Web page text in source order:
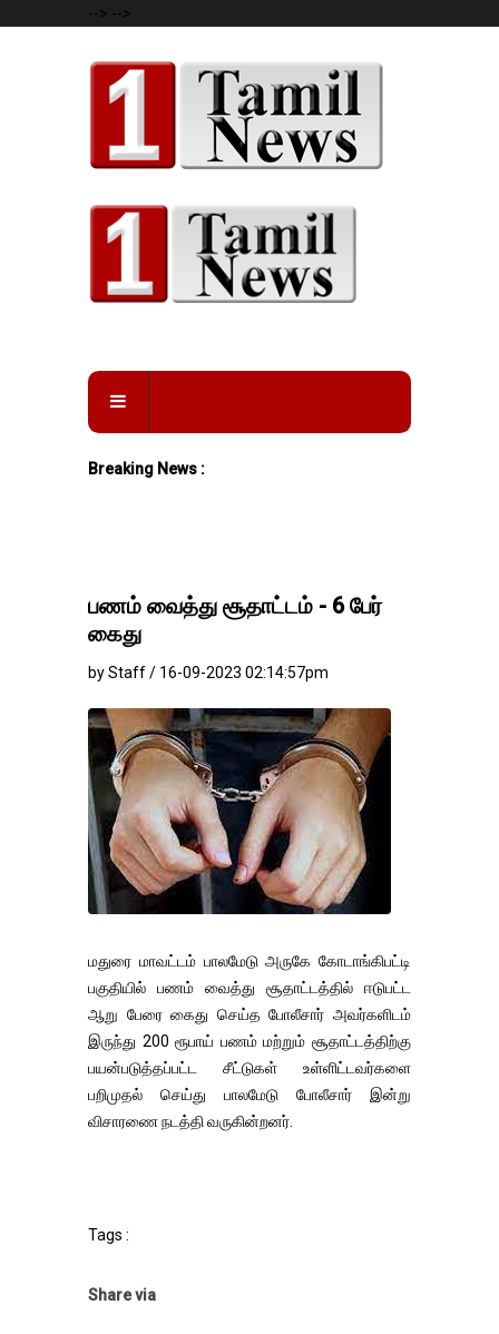
--> -->
Breaking News :
பணம் வைத்து சூதாட்டம் - 6 பேர்
கைது
by Staff / 16-09-2023 02:14:57pm
மதுரை மாவட்டம் பாலமேடு அருகே கோடாங்கிபட்டி
பகுதியில் பணம் வைத்து சூதாட்டத்தில் ஈடுபட்ட
ஆறு பேரை கைது செய்த போலீசார் அவர்களிடம்
இருந்து 200 ரூபாய் பணம் மற்றும் சூதாட்டத்திற்கு
பயன்படுத்தப்பட்ட சீட்டுகள் உள்ளிட்டவர்களை
பறிமுதல் செய்து பாலமேடு போலீசார் இன்று
விசாரணை நடத்தி வருகின்றனர்.
Tags :
Share via